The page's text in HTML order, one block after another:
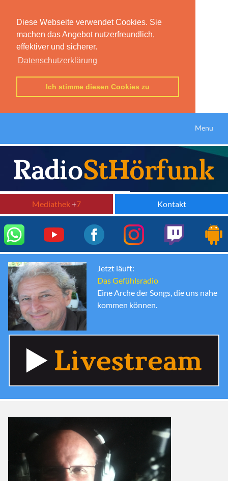
Diese Webseite verwendet Cookies. Sie
machen das Angebot nutzerfreundlich,
effektiver und sicherer.
Datenschutzerklärung
Ich stimme diesen Cookies zu
Menu
Mediathek+7 Kontakt
Jetzt läuft:
Das Gefühlsradio
Eine Arche der Songs, die uns nahe
kommen können.